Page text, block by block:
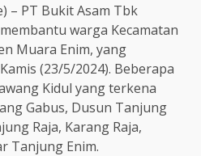
– PT Bukit Asam Tbk
warga Kecamatan
Muara Enim, yang
(23/5/2024). Beberapa
Kidul yang terkena
Gabus, Dusun Tanjung
Raja, Karang Raja,
Tanjung Enim.